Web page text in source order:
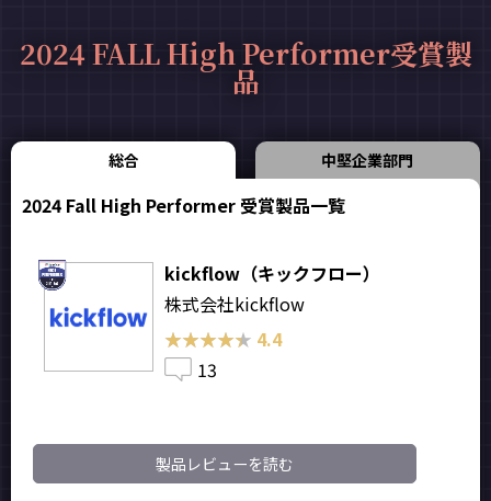
2024 FALL High Performer受賞製
品
総合 中堅企業部門
2024 Fall High Performer 受賞製品一覧
kickflow（キックフロー）
株式会社kickflow
★★★★★
★★★★★ 4.4
13
製品レビューを読む